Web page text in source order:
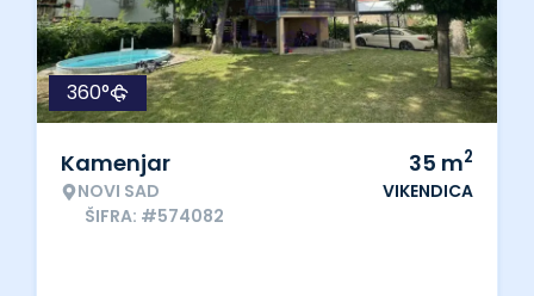
360°
Kamenjar
NOVI SAD
ŠIFRA: #574082
35 m2
VIKENDICA